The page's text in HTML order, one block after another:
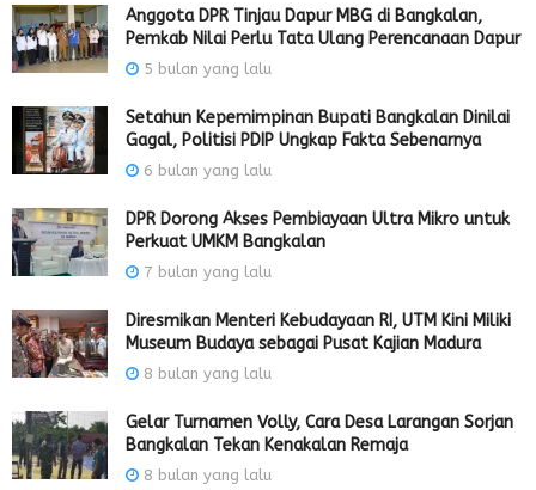
Anggota DPR Tinjau Dapur MBG di Bangkalan,
Pemkab Nilai Perlu Tata Ulang Perencanaan Dapur
5 bulan yang lalu
Setahun Kepemimpinan Bupati Bangkalan Dinilai
Gagal, Politisi PDIP Ungkap Fakta Sebenarnya
6 bulan yang lalu
DPR Dorong Akses Pembiayaan Ultra Mikro untuk
Perkuat UMKM Bangkalan
7 bulan yang lalu
Diresmikan Menteri Kebudayaan RI, UTM Kini Miliki
Museum Budaya sebagai Pusat Kajian Madura
8 bulan yang lalu
Gelar Turnamen Volly, Cara Desa Larangan Sorjan
Bangkalan Tekan Kenakalan Remaja
8 bulan yang lalu